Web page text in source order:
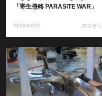
「寄生侵略 PARASITE WAR」
2018/12/10 のりぞう